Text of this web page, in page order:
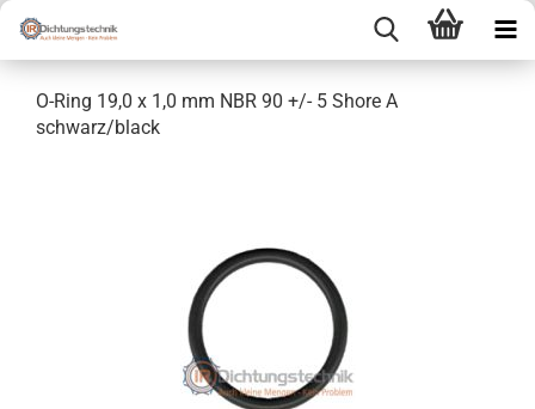
O-Ring 19,0 x 1,0 mm NBR 90 +/- 5 Shore A
schwarz/black